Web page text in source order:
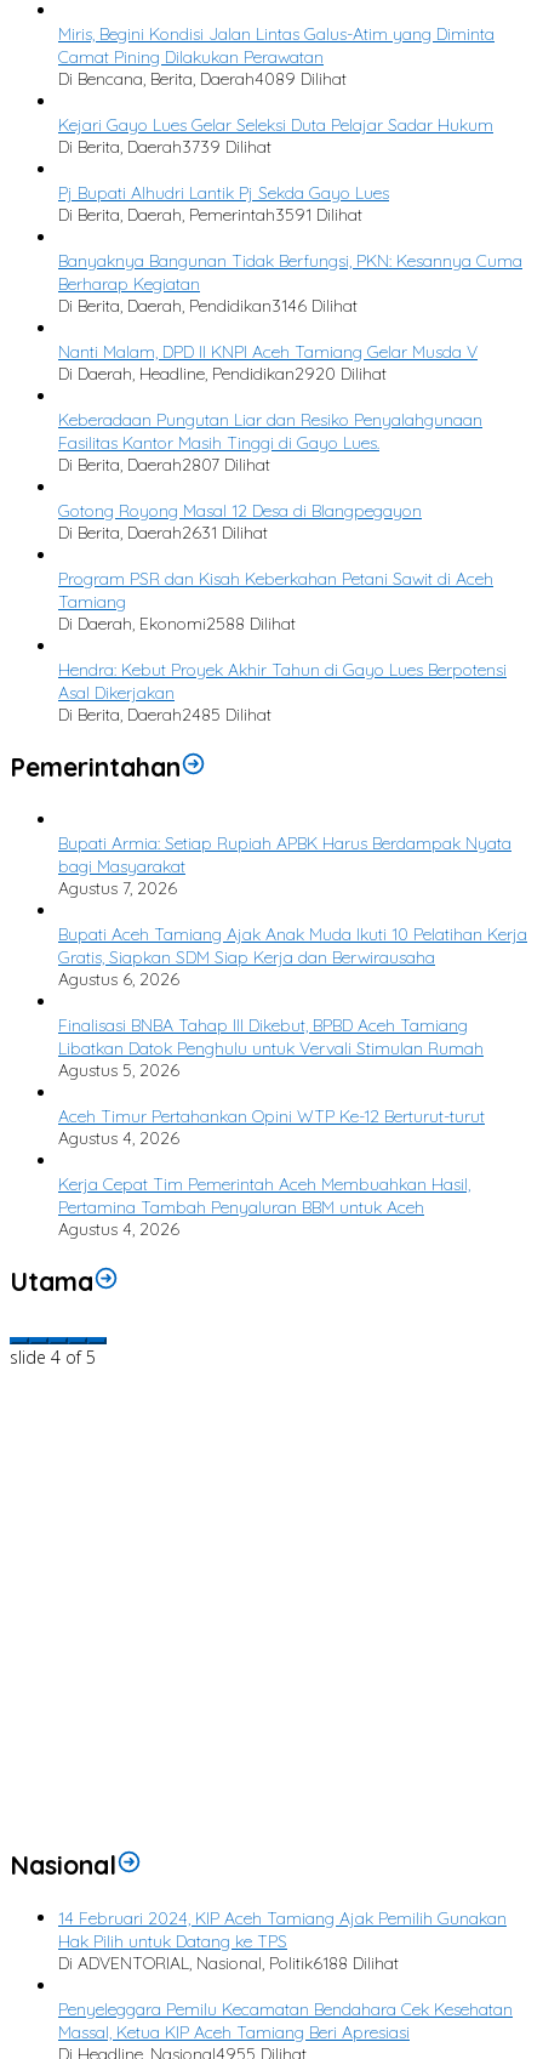
Miris, Begini Kondisi Jalan Lintas Galus-Atim yang Diminta
Camat Pining Dilakukan Perawatan
Di Bencana, Berita, Daerah4089 Dilihat
Kejari Gayo Lues Gelar Seleksi Duta Pelajar Sadar Hukum
Di Berita, Daerah3739 Dilihat
Pj Bupati Alhudri Lantik Pj Sekda Gayo Lues
Di Berita, Daerah, Pemerintah3591 Dilihat
Banyaknya Bangunan Tidak Berfungsi, PKN: Kesannya Cuma
Berharap Kegiatan
Di Berita, Daerah, Pendidikan3146 Dilihat
Nanti Malam, DPD II KNPI Aceh Tamiang Gelar Musda V
Di Daerah, Headline, Pendidikan2920 Dilihat
Keberadaan Pungutan Liar dan Resiko Penyalahgunaan
Fasilitas Kantor Masih Tinggi di Gayo Lues.
Di Berita, Daerah2807 Dilihat
Gotong Royong Masal 12 Desa di Blangpegayon
Di Berita, Daerah2631 Dilihat
Program PSR dan Kisah Keberkahan Petani Sawit di Aceh
Tamiang
Di Daerah, Ekonomi2588 Dilihat
Hendra: Kebut Proyek Akhir Tahun di Gayo Lues Berpotensi
Asal Dikerjakan
Di Berita, Daerah2485 Dilihat
Pemerintahan
Bupati Armia: Setiap Rupiah APBK Harus Berdampak Nyata
bagi Masyarakat
Agustus 7, 2026
Bupati Aceh Tamiang Ajak Anak Muda Ikuti 10 Pelatihan Kerja
Gratis, Siapkan SDM Siap Kerja dan Berwirausaha
Agustus 6, 2026
Finalisasi BNBA Tahap III Dikebut, BPBD Aceh Tamiang
Libatkan Datok Penghulu untuk Vervali Stimulan Rumah
Agustus 5, 2026
Aceh Timur Pertahankan Opini WTP Ke-12 Berturut-turut
Agustus 4, 2026
Kerja Cepat Tim Pemerintah Aceh Membuahkan Hasil,
Pertamina Tambah Penyaluran BBM untuk Aceh
Agustus 4, 2026
Utama
slide 4 of 5
Nasional
14 Februari 2024, KIP Aceh Tamiang Ajak Pemilih Gunakan
Hak Pilih untuk Datang ke TPS
Di ADVENTORIAL, Nasional, Politik6188 Dilihat
Penyeleggara Pemilu Kecamatan Bendahara Cek Kesehatan
Massal, Ketua KIP Aceh Tamiang Beri Apresiasi
Di Headline, Nasional4955 Dilihat